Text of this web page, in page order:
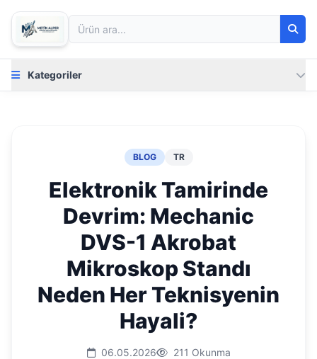
Kategoriler
BLOG TR
Elektronik Tamirinde
Devrim: Mechanic
DVS-1 Akrobat
Mikroskop Standı
Neden Her Teknisyenin
Hayali?
06.05.2026 211 Okunma